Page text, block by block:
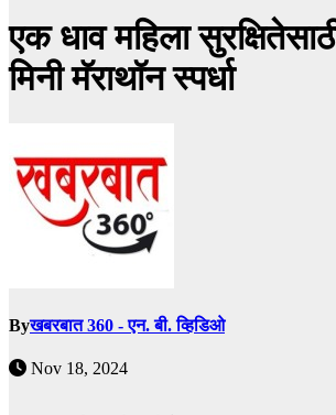
एक धाव महिला
मिनी मॅराथॉन स्पर्धा
Byखबरबात 360 - एन. बी. व्हिडिओ
Nov 18, 2024